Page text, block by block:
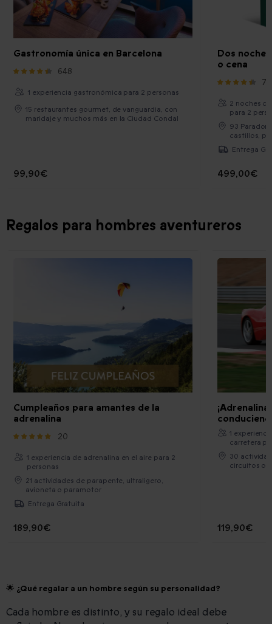
Gastronomía única en Barcelona
648
1 experiencia gastronómica para 2 personas
15 restaurantes gourmet, de vanguardia, con
maridaje y muchos más en la Ciudad Condal
99,90€
Dos
o cena
76
2 noches
para 2
93
castillos,
Entrega
499,00€
Regalos para hombres aventureros
Cumpleaños para amantes de la
adrenalina
20
1 experiencia de adrenalina en el aire para 2
personas
21 actividades de parapente, ultraligero,
avioneta o paramotor
Entrega Gratuita
189,90€
1
carretera
30
circuitos o
119,90€
🌟 ¿Qué regalar a un hombre según su personalidad?
Cada hombre es distinto, y su regalo ideal debe